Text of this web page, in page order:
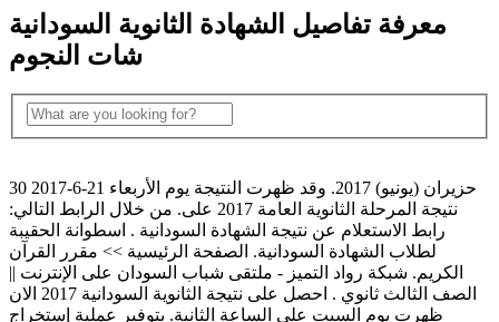
معرفة تفاصيل الشهادة الثانوية السودانية
شات النجوم
30 حزيران (يونيو) 2017. وقد ظهرت النتيجة يوم الأربعاء 21-6-2017
نتيجة المرحلة الثانوية العامة 2017 على. من خلال الرابط التالي:
رابط الاستعلام عن نتيجة الشهادة السودانية . اسطوانة الحقيبة
لطلاب الشهادة السودانية. الصفحة الرئيسية >> مقرر القرآن
الكريم. شبكة رواد التميز - ملتقى شباب السودان على الإنترنت ||
الصف الثالث ثانوي . احصل على نتيجة الثانوية السودانية 2017 الان
ظهرت يوم السبت على الساعة الثانية. بتوفير عملية إستخراج